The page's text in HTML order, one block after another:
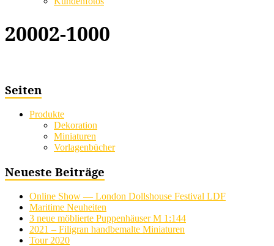
20002-1000
Seiten
Produkte
Dekoration
Miniaturen
Vorlagenbücher
Neueste Beiträge
Online Show — London Dollshouse Festival LDF
Maritime Neuheiten
3 neue möblierte Puppenhäuser M 1:144
2021 – Filigran handbemalte Miniaturen
Tour 2020